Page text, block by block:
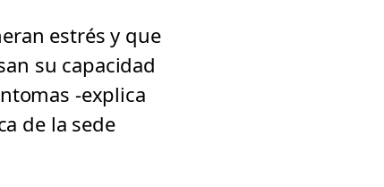
estrés y que
su capacidad
-explica
de la sede